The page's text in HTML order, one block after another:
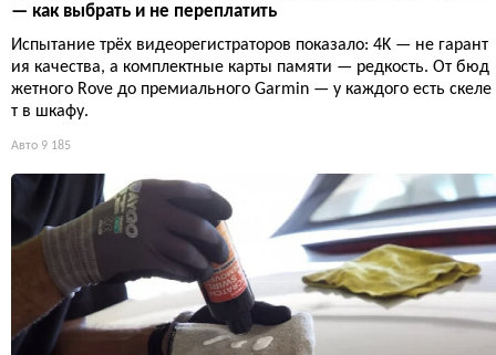
— как выбрать и не переплатить
Испытание трёх видеорегистраторов показало: 4K — не гарант
ия качества, а комплектные карты памяти — редкость. От бюд
жетного Rove до премиального Garmin — у каждого есть скеле
т в шкафу.
Авто 9 185